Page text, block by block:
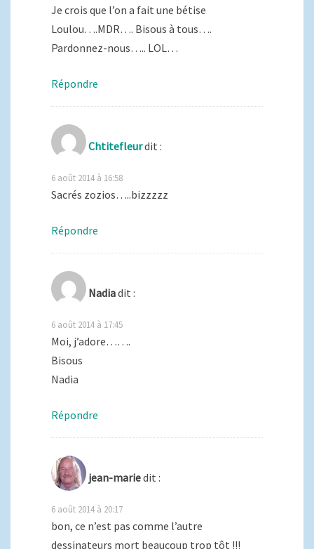
Je crois que l’on a fait une bétise
Loulou….MDR…. Bisous à tous….
Pardonnez-nous….. LOL…
Répondre
Chtitefleurdit :
6 août 2014 à 16:58
Sacrés zozios…..bizzzzz
Répondre
Nadiadit :
6 août 2014 à 17:45
Moi, j’adore…….
Bisous
Nadia
Répondre
jean-mariedit :
6 août 2014 à 20:17
bon, ce n’est pas comme l’autre
dessinateurs mort beaucoup trop tôt !!!